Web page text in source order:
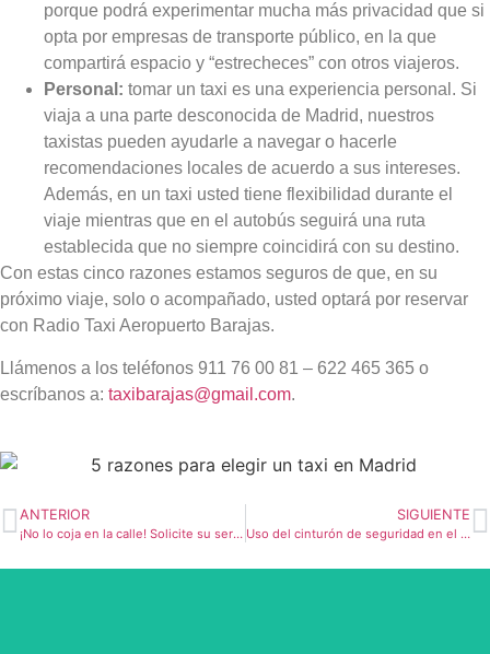
porque podrá experimentar mucha más privacidad que si
opta por empresas de transporte público, en la que
compartirá espacio y “estrecheces” con otros viajeros.
Personal: tomar un taxi es una experiencia personal. Si
viaja a una parte desconocida de Madrid, nuestros
taxistas pueden ayudarle a navegar o hacerle
recomendaciones locales de acuerdo a sus intereses.
Además, en un taxi usted tiene flexibilidad durante el
viaje mientras que en el autobús seguirá una ruta
establecida que no siempre coincidirá con su destino.
Con estas cinco razones estamos seguros de que, en su
próximo viaje, solo o acompañado, usted optará por reservar
con Radio Taxi Aeropuerto Barajas.
Llámenos a los teléfonos 911 76 00 81 – 622 465 365 o
escríbanos a: taxibarajas@gmail.com.
ANTERIOR
¡No lo coja en la calle! Solicite su servicio de taxi en Madrid llamando a la centralita.
SIGUIENTE
Uso del cinturón de seguridad en el taxi